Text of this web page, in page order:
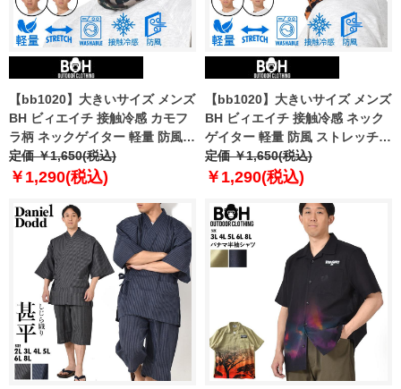
【bb1020】大きいサイズ メンズ
BH ビィエイチ 接触冷感 カモフ
ラ柄 ネックゲイター 軽量 防風
ストレッチ 迷彩柄 azsc-230301
定価 ￥1,650(税込)
￥1,290(税込)
【bb1020】大きいサイズ メンズ
BH ビィエイチ 接触冷感 ネック
ゲイター 軽量 防風 ストレッチ
azsc-230302
定価 ￥1,650(税込)
￥1,290(税込)